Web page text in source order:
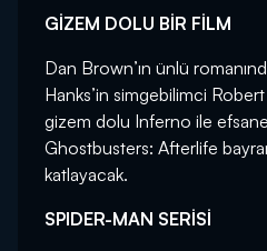
GİZEM DOLU BİR FİLM
Dan Brown’ın ünlü
Hanks’in simgebilimci
gizem dolu Inferno ile
Ghostbusters: Afterlife
katlayacak.
SPIDER-MAN SERİSİ